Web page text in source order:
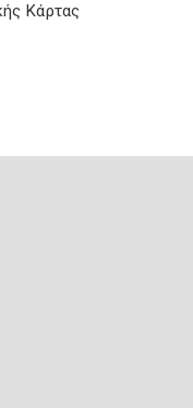
Κάρτας